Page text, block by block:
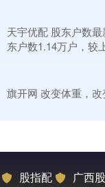
天宇优配 股东户数
东户数1.14万户，较
旗开网 改变体重，改
股指配
广西